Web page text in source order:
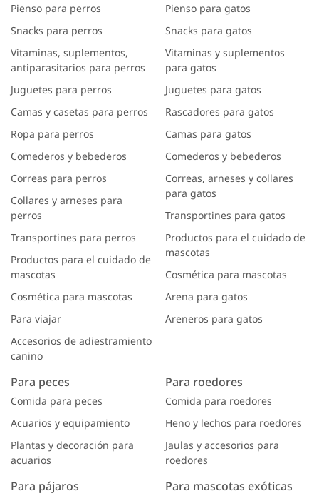
Pienso para perros
Snacks para perros
Vitaminas, suplementos,
antiparasitarios para perros
Juguetes para perros
Camas y casetas para perros
Ropa para perros
Comederos y bebederos
Correas para perros
Collares y arneses para
perros
Transportines para perros
Productos para el cuidado de
mascotas
Cosmética para mascotas
Para viajar
Accesorios de adiestramiento
canino
Pienso para gatos
Snacks para gatos
Vitaminas y suplementos
para gatos
Juguetes para gatos
Rascadores para gatos
Camas para gatos
Comederos y bebederos
Correas, arneses y collares
para gatos
Transportines para gatos
Productos para el cuidado de
mascotas
Cosmética para mascotas
Arena para gatos
Areneros para gatos
Para peces
Comida para peces
Acuarios y equipamiento
Plantas y decoración para
acuarios
Para roedores
Comida para roedores
Heno y lechos para roedores
Jaulas y accesorios para
roedores
Para pájaros Para mascotas exóticas